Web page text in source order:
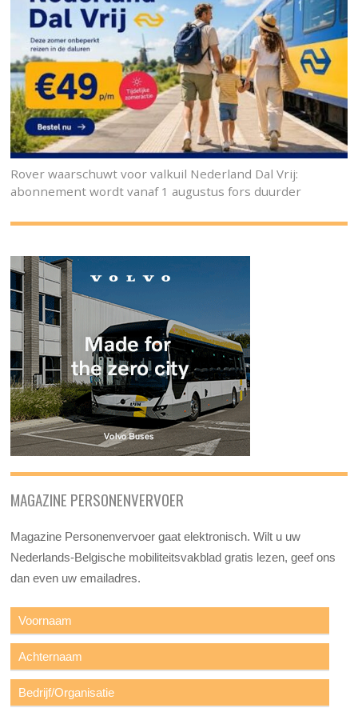
Rover waarschuwt voor valkuil Nederland Dal Vrij:
abonnement wordt vanaf 1 augustus fors duurder
MAGAZINE PERSONENVERVOER
Magazine Personenvervoer gaat elektronisch. Wilt u uw
Nederlands-Belgische mobiliteitsvakblad gratis lezen, geef ons
dan even uw emailadres.